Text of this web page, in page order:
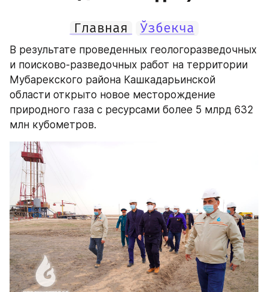
Главная Ўзбекча
В результате проведенных геологоразведочных
и поисково-разведочных работ на территории
Мубарекского района Кашкадарьинской
области открыто новое месторождение
природного газа c ресурсами более 5 млрд 632
млн кубометров.